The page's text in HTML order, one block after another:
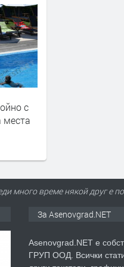
с
места
много време някой друг е
За Asenovgrad.NET
Asenovgrad.NET е
ГРУП ООД. Всички